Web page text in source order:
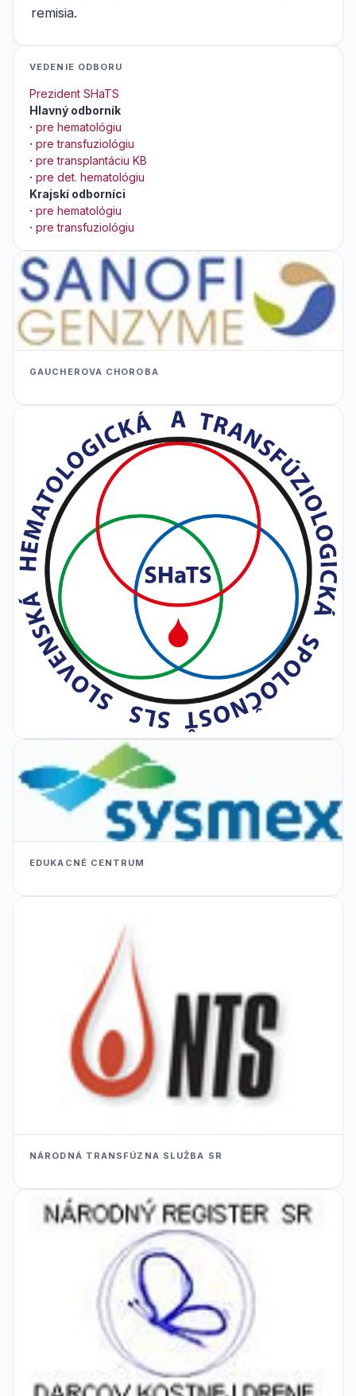
remisia.
VEDENIE ODBORU
Prezident SHaTS
Hlavný odborník
· pre hematológiu
· pre transfuziológiu
· pre transplantáciu KB
· pre det. hematológiu
Krajskí odborníci
· pre hematológiu
· pre transfuziológiu
GAUCHEROVA CHOROBA
EDUKACNÉ CENTRUM
NÁRODNÁ TRANSFÚZNA SLUŽBA SR